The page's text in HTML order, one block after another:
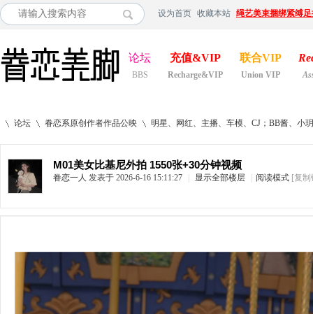
设为首页 收藏本站 绳艺美束捆绑紧缚
论坛
BBS
充值&VIP
Recharge&VIP
联合VIP
Union VIP
论坛
›
眷恋系原创作者作品公映
›
明星、网红、主播、车模、CJ；BB酱、小
M01美女比基尼外拍 1550张+30分钟视频
眷恋一人 发表于 2026-6-16 15:11:27 显示全部楼层 阅读模式 [复